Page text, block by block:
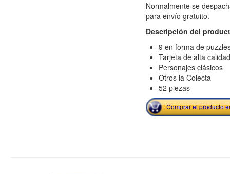
Normalmente se
para envío gratuito.
Descripción del
9 en forma de
Tarjeta de alta calidad
Personajes clásicos
Otros la Colecta
52 piezas
Comprar el producto